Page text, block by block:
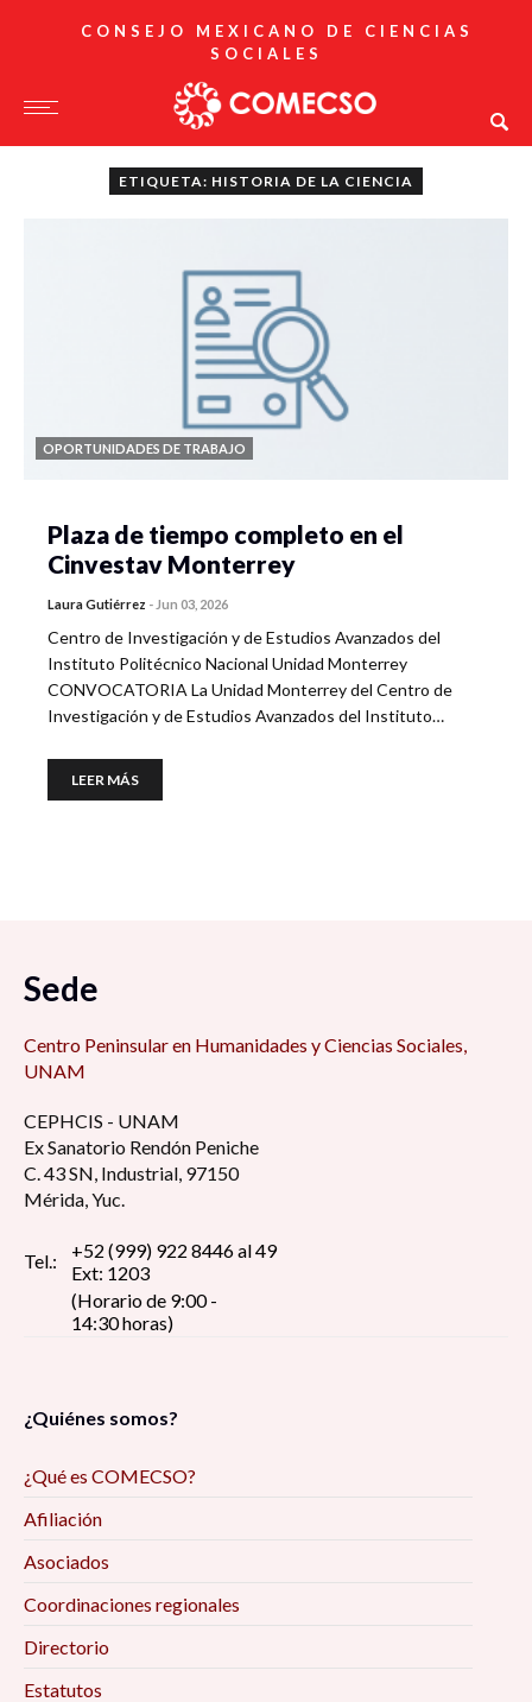
CONSEJO MEXICANO DE CIENCIAS
SOCIALES
ETIQUETA: HISTORIA DE LA CIENCIA
OPORTUNIDADES DE TRABAJO
Plaza de tiempo completo en el
Cinvestav Monterrey
Laura Gutiérrez - Jun 03, 2026
Centro de Investigación y de Estudios Avanzados del
Instituto Politécnico Nacional Unidad Monterrey
CONVOCATORIA La Unidad Monterrey del Centro de
Investigación y de Estudios Avanzados del Instituto…
LEER MÁS
Sede
Centro Peninsular en Humanidades y Ciencias Sociales,
UNAM
CEPHCIS - UNAM
Ex Sanatorio Rendón Peniche
C. 43 SN, Industrial, 97150
Mérida, Yuc.
Tel.:
+52 (999) 922 8446 al 49
Ext: 1203
(Horario de 9:00 -
14:30 horas)
¿Quiénes somos?
¿Qué es COMECSO?
Afiliación
Asociados
Coordinaciones regionales
Directorio
Estatutos